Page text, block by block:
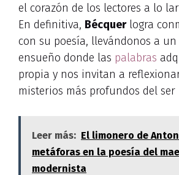
el corazón de los lectores a lo
En definitiva, Bécquerlogra
con su poesía, llevándonos a
ensueño donde las palabras
propia y nos invitan a
misterios más profundos del
Leer más: El limonero de
metáforas en la poesía del
modernista